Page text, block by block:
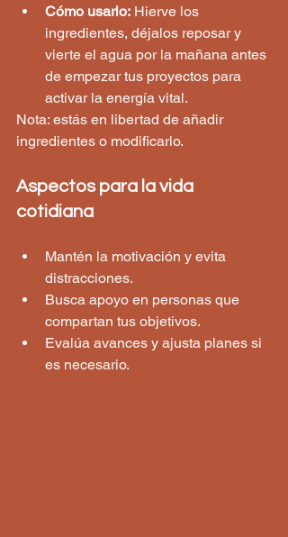
Cómo usarlo: Hierve los
ingredientes, déjalos reposar y
vierte el agua por la mañana antes
de empezar tus proyectos para
activar la energía vital.
Nota: estás en libertad de añadir
ingredientes o modificarlo.
Aspectos para la vida
cotidiana
Mantén la motivación y evita
distracciones.
Busca apoyo en personas que
compartan tus objetivos.
Evalúa avances y ajusta planes si
es necesario.